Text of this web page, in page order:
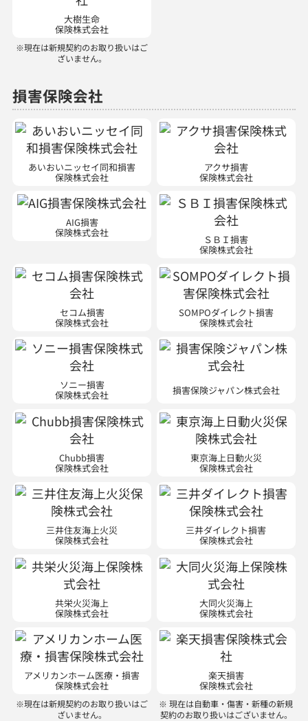
大樹生命
保険株式会社
※現在は新規契約のお取り扱いはご
ざいません。
損害保険会社
あいおいニッセイ同和損害
保険株式会社
アクサ損害
保険株式会社
AIG損害
保険株式会社
ＳＢＩ損害
保険株式会社
セコム損害
保険株式会社
SOMPOダイレクト損害
保険株式会社
ソニー損害
保険株式会社 損害保険ジャパン株式会社
Chubb損害
保険株式会社
東京海上日動火災
保険株式会社
三井住友海上火災
保険株式会社
三井ダイレクト損害
保険株式会社
共栄火災海上
保険株式会社
大同火災海上
保険株式会社
アメリカンホーム医療・損害
保険株式会社
※現在は新規契約のお取り扱いはご
ざいません。
楽天損害
保険株式会社
※ 現在は自動車・傷害・新種の新規
契約のお取り扱いはございません。